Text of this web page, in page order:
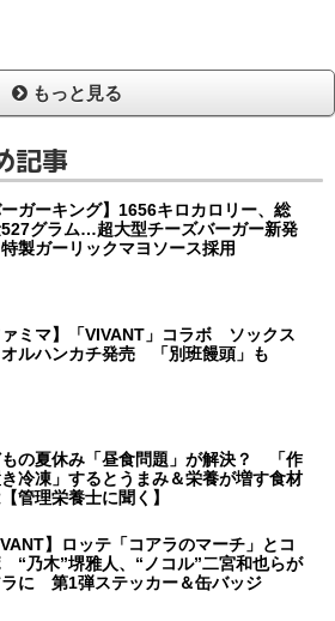
もっと見る
記事
ーガーキング】1656キロカロリー、総
グラム…超大型チーズバーガー新発
製ガーリックマヨソース採用
ァミマ】「VIVANT」コラボ ソックス
オルハンカチ発売 「別班饅頭」も
の夏休み「昼食問題」が解決？ 「作
き冷凍」するとうまみ＆栄養が増す食材
管理栄養士に聞く】
】ロッテ「コアラのマーチ」とコ
“乃木”堺雅人、“ノコル”二宮和也らが
ラに 第1弾ステッカー＆缶バッジ